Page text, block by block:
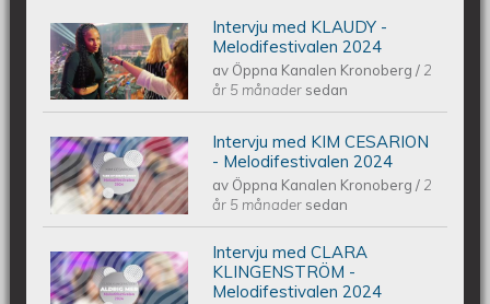
Intervju med KLAUDY -
Melodifestivalen 2024
Intervju med KLAUDY -
Melodifestivalen 2024
av Öppna Kanalen Kronoberg/ 2
år 5 månader sedan
Intervju med KIM CESARION -
Melodifestivalen 2024
Intervju med KIM CESARION
- Melodifestivalen 2024
av Öppna Kanalen Kronoberg/ 2
år 5 månader sedan
Intervju med CLARA KLINGENSTRÖM
Intervju med CLARA
KLINGENSTRÖM -
Melodifestivalen 2024